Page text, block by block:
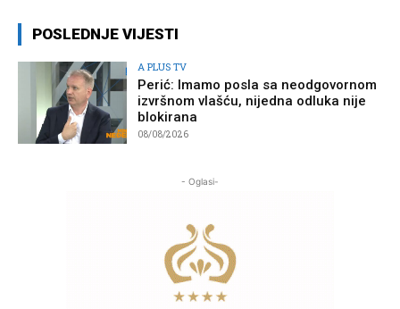
POSLEDNJE VIJESTI
A PLUS TV
Perić: Imamo posla sa neodgovornom
izvršnom vlašću, nijedna odluka nije
blokirana
08/08/2026
- Oglasi-